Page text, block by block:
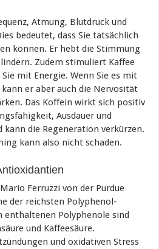
Atmung, Blutdruck und
bedeutet, dass Sie tatsächlich
können. Er hebt die Stimmung
Zudem stimuliert Kaffee
mit Energie. Wenn Sie es mit
er aber auch die Nervosität
Das Koffein wirkt sich positiv
Ausdauer und
kann die Regeneration verkürzen.
kann also nicht schaden.
Ferruzzi von der Purdue
der reichsten Polyphenol-
enthaltenen Polyphenole sind
und Kaffeesäure.
und oxidativen Stress